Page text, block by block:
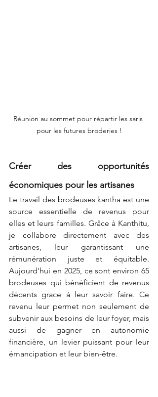
Réunion au sommet pour répartir les saris
pour les futures broderies !
Créer des opportunités
économiques pour les artisanes
Le travail des brodeuses kantha est une
source essentielle de revenus pour
elles et leurs familles. Grâce à Kanthitu,
je collabore directement avec des
artisanes, leur garantissant une
rémunération juste et équitable.
Aujourd'hui en 2025, ce sont environ 65
brodeuses qui bénéficient de revenus
décents grace à leur savoir faire. Ce
revenu leur permet non seulement de
subvenir aux besoins de leur foyer, mais
aussi de gagner en autonomie
financière, un levier puissant pour leur
émancipation et leur bien-être.